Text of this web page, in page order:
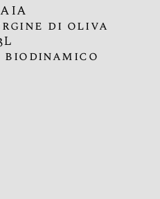
di oliva